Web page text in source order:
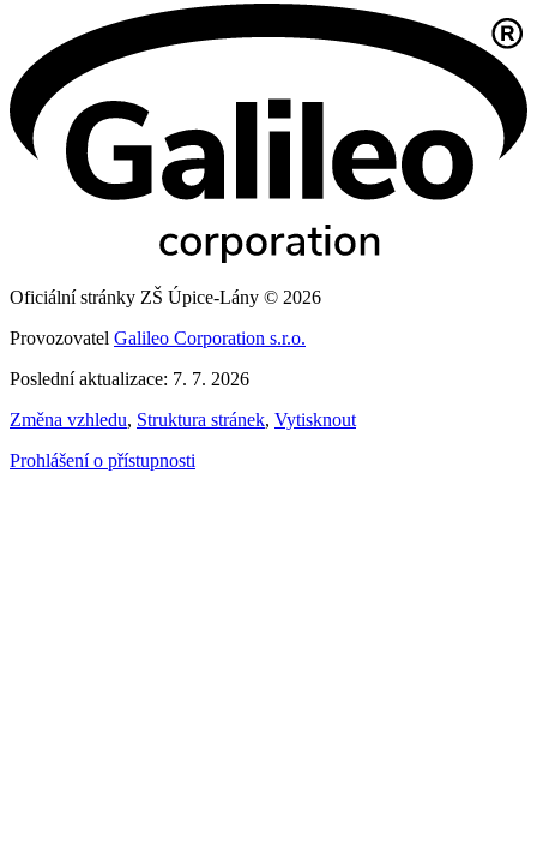
Oficiální stránky ZŠ Úpice-Lány © 2026
Provozovatel Galileo Corporation s.r.o.
Poslední aktualizace: 7. 7. 2026
Změna vzhledu, Struktura stránek, Vytisknout
Prohlášení o přístupnosti